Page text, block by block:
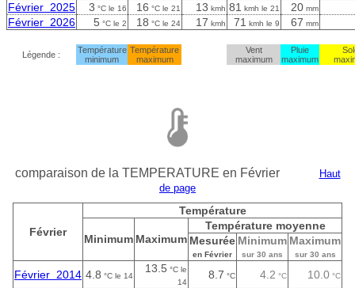
Février 2025 3 °C le 16 16 °C le 21 13 kmh 81 kmh le 21 20 mm
Février 2026 5 °C le 2 18 °C le 24 17 kmh 71 kmh le 9 67 mm
Légende :
Température
minimum
Température
maximum
Vent
maximum
Pluie
maximum
comparaison de la TEMPERATURE en Février
Haut
de page
Février
Température
Minimum Maximum
Température moyenne
Mesurée
en Février
Minimum
sur 30 ans
Maximum
sur 30 ans
Février 2014 4.8 °C le 14
13.5 °C le
14
8.7 °C 4.2 °C 10.0 °C